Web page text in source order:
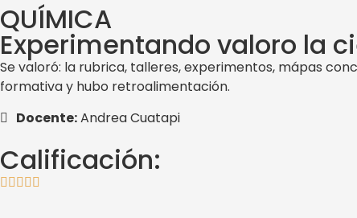
QUÍMICA
Experimentando valoro la
Se valoró: la rubrica, talleres, experimentos, mápas
formativa y hubo retroalimentación.
Docente:Andrea Cuatapi
Calificación: